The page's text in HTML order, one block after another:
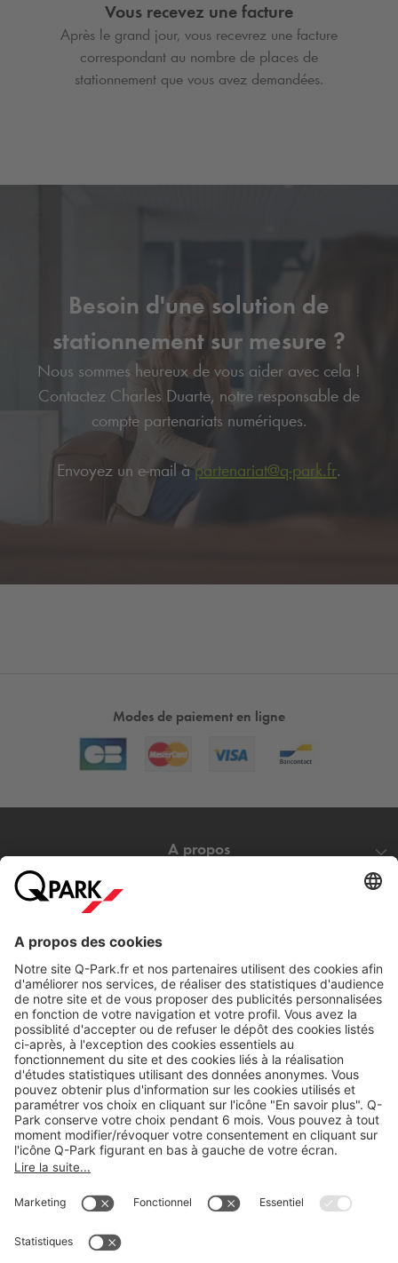
Vous recevez une facture
Après le grand jour, vous recevrez une facture
correspondant au nombre de places de
stationnement que vous avez demandées.
Besoin d'une solution de
stationnement sur mesure ?
Nous sommes heureux de vous aider avec cela !
Contactez Charles Duarte, notre responsable de
compte partenariats numériques.
Envoyez un e-mail àpartenariat@q-park.fr.
Modes de paiement en ligne
A propos
Nos services
Cookies
Copyright
CGV
Déclaration de confidentialité